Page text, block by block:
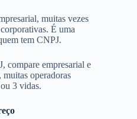
muitas vezes
É uma
tem CNPJ.
compare empresarial e
operadoras
3 vidas.